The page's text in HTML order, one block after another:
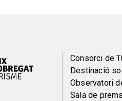
Menú
del
Consorci de
Destinació
Observatori
Sala de